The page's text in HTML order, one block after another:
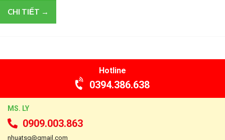
CHI TIẾT →
Hotline
0394.386.638
MS. LY
0909.003.863
nhuatsg@gmail.com